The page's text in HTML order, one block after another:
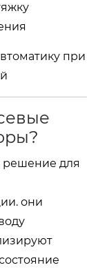
при
решение для
они